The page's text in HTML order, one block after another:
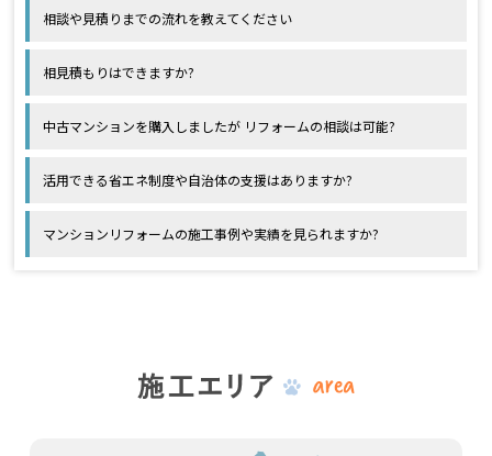
相談や見積りまでの流れを教えてください
相見積もりはできますか?
中古マンションを購入しましたが リフォームの相談は可能?
活用できる省エネ制度や自治体の支援はありますか?
マンションリフォームの施工事例や実績を見られますか?